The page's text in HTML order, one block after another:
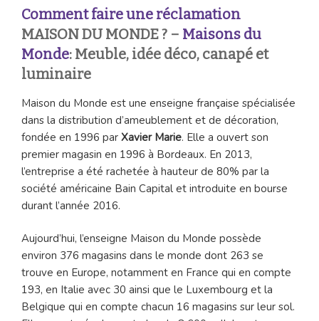
Comment faire une réclamation
MAISON DU MONDE ? – Maisons du
Monde: Meuble, idée déco, canapé et
luminaire
Maison du Monde est une enseigne française spécialisée
dans la distribution d’ameublement et de décoration,
fondée en 1996 par Xavier Marie. Elle a ouvert son
premier magasin en 1996 à Bordeaux. En 2013,
l’entreprise a été rachetée à hauteur de 80% par la
société américaine Bain Capital et introduite en bourse
durant l’année 2016.
Aujourd’hui, l’enseigne Maison du Monde possède
environ 376 magasins dans le monde dont 263 se
trouve en Europe, notamment en France qui en compte
193, en Italie avec 30 ainsi que le Luxembourg et la
Belgique qui en compte chacun 16 magasins sur leur sol.